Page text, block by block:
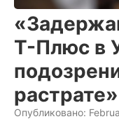
Т-Плюс в
растрате»
Опубликовано: